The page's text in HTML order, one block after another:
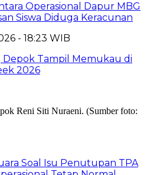
Operasional Dapur MBG
Siswa Diduga Keracunan
- 18:23 WIB
Depok Tampil Memukau di
2026
Soal Isu Penutupan TPA